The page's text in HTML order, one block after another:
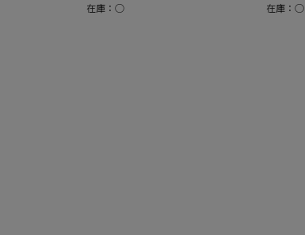
在庫：○
在庫：○